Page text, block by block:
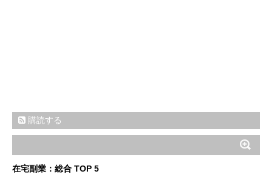
購読する
在宅副業：総合 TOP 5